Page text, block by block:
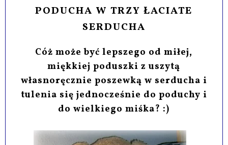
PODUCHA W TRZY ŁACIATE
SERDUCHA
Cóż może być lepszego od miłej,
miękkiej poduszki z uszytą
własnoręcznie poszewką w serducha i
tulenia się jednocześnie do poduchy i
do wielkiego miśka? :)